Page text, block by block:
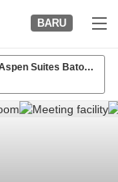
BARU
Suites Baton